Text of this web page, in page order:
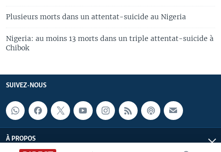
Plusieurs morts dans un attentat-suicide au Nigeria
Nigeria: au moins 13 morts dans un triple attentat-suicide à
Chibok
SUIVEZ-NOUS
À PROPOS